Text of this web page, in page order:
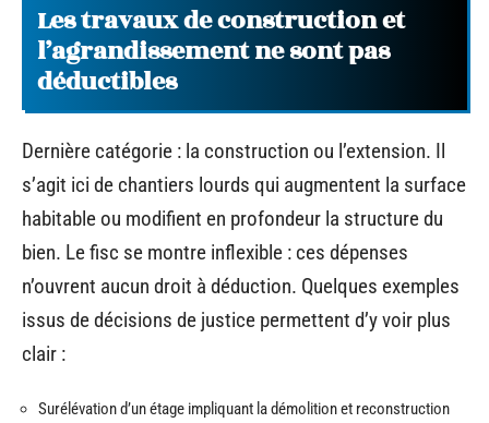
Les travaux de construction et
l’agrandissement ne sont pas
déductibles
Dernière catégorie : la construction ou l’extension. Il
s’agit ici de chantiers lourds qui augmentent la surface
habitable ou modifient en profondeur la structure du
bien. Le fisc se montre inflexible : ces dépenses
n’ouvrent aucun droit à déduction. Quelques exemples
issus de décisions de justice permettent d’y voir plus
clair :
Surélévation d’un étage impliquant la démolition et reconstruction